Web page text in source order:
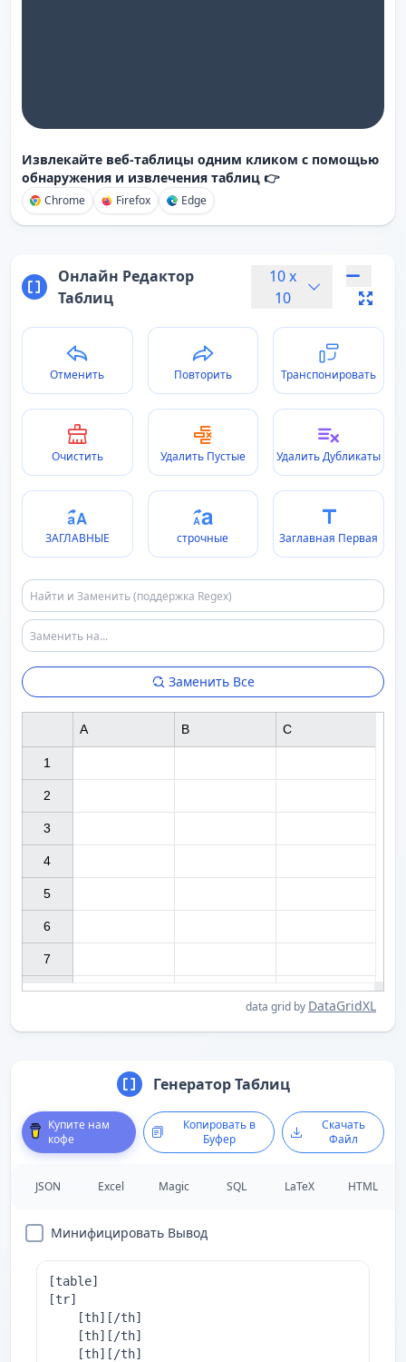
Извлекайте веб-таблицы одним кликом с помощью
обнаружения и извлечения таблиц 👉
Chrome Firefox Edge
Онлайн Редактор
Таблиц
10x
10
Отменить Повторить Транспонировать
Очистить Удалить Пустые Удалить Дубликаты
ЗАГЛАВНЫЕ строчные Заглавная Первая
Заменить Все
data grid by DataGridXL
1
2
3
4
5
6
7
A B C
Генератор Таблиц
Купите нам
кофе
Копировать в
Буфер
Скачать
Файл
JSON Excel Magic SQL LaTeX HTML
Минифицировать Вывод